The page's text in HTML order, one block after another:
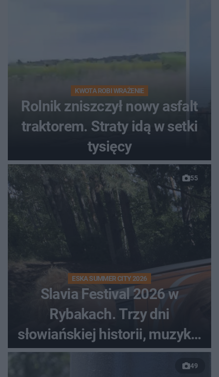
KWOTA ROBI WRAŻENIE
Rolnik zniszczył nowy asfalt
traktorem. Straty idą w setki
tysięcy
55
ESKA SUMMER CITY 2026
Slavia Festival 2026 w
Rybakach. Trzy dni
słowiańskiej historii, muzyki i
relaksu nad Jeziorem
49